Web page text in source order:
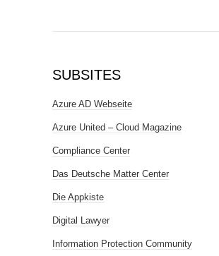
SUBSITES
Azure AD Webseite
Azure United – Cloud Magazine
Compliance Center
Das Deutsche Matter Center
Die Appkiste
Digital Lawyer
Information Protection Community